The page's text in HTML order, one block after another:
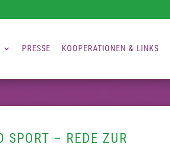
PRESSE KOOPERATIONEN & LINKS
SPORT – REDE ZUR